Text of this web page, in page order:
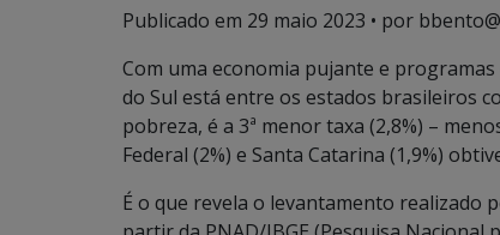
Publicado em 29 maio 2023 • por
Com uma economia pujante e
do Sul está entre os estados brasileiros
pobreza, é a 3ª menor taxa (2,8%) –
Federal (2%) e Santa Catarina (1,9%)
É o que revela o levantamento realizado